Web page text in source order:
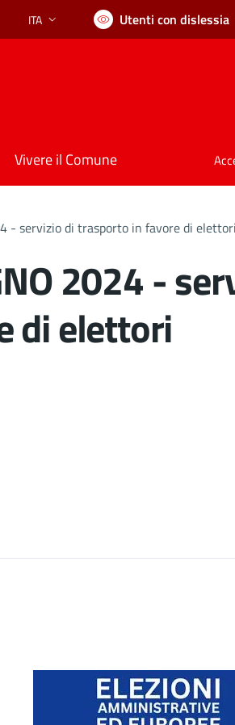
Lingua attiva:
ITA Utenti con dislessia
Vivere il Comune
- servizio di trasporto in favore di
2024 -
di elettori